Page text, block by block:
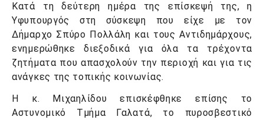
Κατά τη δεύτερη ημέρα της επίσκεψή της, η
Υφυπουργός στη σύσκεψη που είχε με τον
Δήμαρχο Σπύρο Πολλάλη και τους Αντιδημάρχους,
ενημερώθηκε διεξοδικά για όλα τα τρέχοντα
ζητήματα που απασχολούν την περιοχή και για τις
ανάγκες της τοπικής κοινωνίας.
Η κ. Μιχαηλίδου επισκέφθηκε επίσης το
Αστυνομικό Τμήμα Γαλατά, το πυροσβεστικό